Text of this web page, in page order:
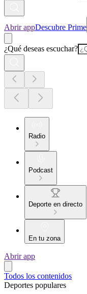
Abrir appDescubre Prime
¿Qué deseas escuchar?
Radio
Podcast
Deporte en directo
En tu zona
Abrir app
Todos los contenidos
Deportes populares